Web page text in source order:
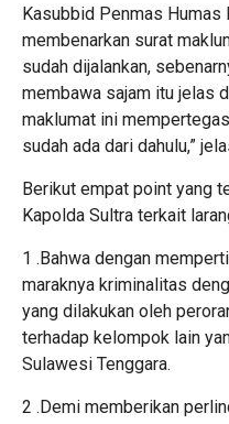
Kasubbid Penmas Humas
membenarkan surat
sudah dijalankan,
membawa sajam itu jelas
maklumat ini
sudah ada dari dahulu,”
Berikut empat point yang
Kapolda Sultra terkait
1 .Bahwa dengan
maraknya kriminalitas
yang dilakukan oleh
terhadap kelompok lain
Sulawesi Tenggara.
2 .Demi memberikan